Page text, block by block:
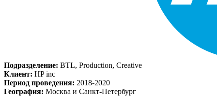
Подразделение: BTL, Production, Creative
Клиент: HP inc
Период проведения: 2018-2020
География: Москва и Санкт-Петербург